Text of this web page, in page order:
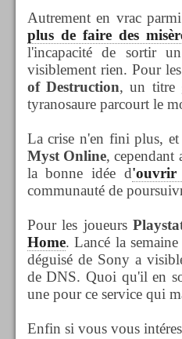
Autrement en vrac
plus de faire des
l'incapacité de sortir
visiblement rien. Pour
of Destruction, un titre
tyranosaure parcourt le
La crise n'en fini plus,
Myst Online, cependant
la bonne idée d'ouvrir
communauté de
Pour les joueurs
Home. Lancé la
déguisé de Sony a
de DNS. Quoi qu'il en
une pour ce service qui
Enfin si vous vous